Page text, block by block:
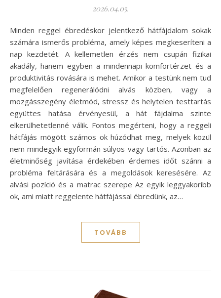
2026.04.05.
Minden reggel ébredéskor jelentkező hátfájdalom sokak
számára ismerős probléma, amely képes megkeseríteni a
nap kezdetét. A kellemetlen érzés nem csupán fizikai
akadály, hanem egyben a mindennapi komfortérzet és a
produktivitás rovására is mehet. Amikor a testünk nem tud
megfelelően regenerálódni alvás közben, vagy a
mozgásszegény életmód, stressz és helytelen testtartás
együttes hatása érvényesül, a hát fájdalma szinte
elkerülhetetlenné válik. Fontos megérteni, hogy a reggeli
hátfájás mögött számos ok húzódhat meg, melyek közül
nem mindegyik egyformán súlyos vagy tartós. Azonban az
életminőség javítása érdekében érdemes időt szánni a
probléma feltárására és a megoldások keresésére. Az
alvási pozíció és a matrac szerepe Az egyik leggyakoribb
ok, ami miatt reggelente hátfájással ébredünk, az…
TOVÁBB